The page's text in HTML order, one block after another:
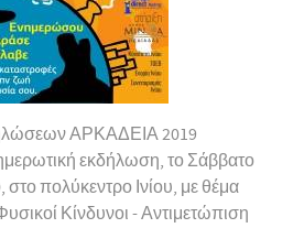
ΑΡΚΑΔΕΙΑ 2019
εκδήλωση, το Σάββατο
στο πολύκεντρο Ινίου, με θέμα
Κίνδυνοι - Αντιμετώπιση